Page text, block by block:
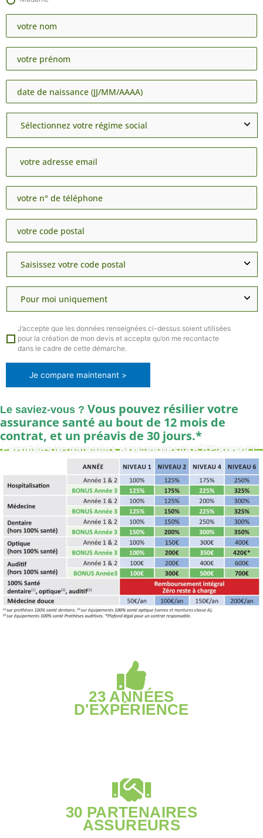
Le saviez-vous ? Vous pouvez résilier votre
assurance santé au bout de 12 mois de
contrat, et un préavis de 30 jours.*
Exemples de garanties avec notre offre Relaxeo 2**. Profitez de nombreux BONUS dès la 3 ème année !
J’accepte que les données renseignées ci-dessus soient utilisées
pour la création de mon devis et accepte qu’on me recontacte
dans le cadre de cette démarche.
Je compare maintenant >
23 ANNÉES
D'EXPÉRIENCE
30 PARTENAIRES
ASSUREURS